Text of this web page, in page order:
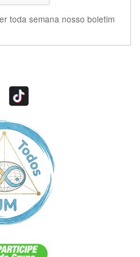
toda semana nosso boletim